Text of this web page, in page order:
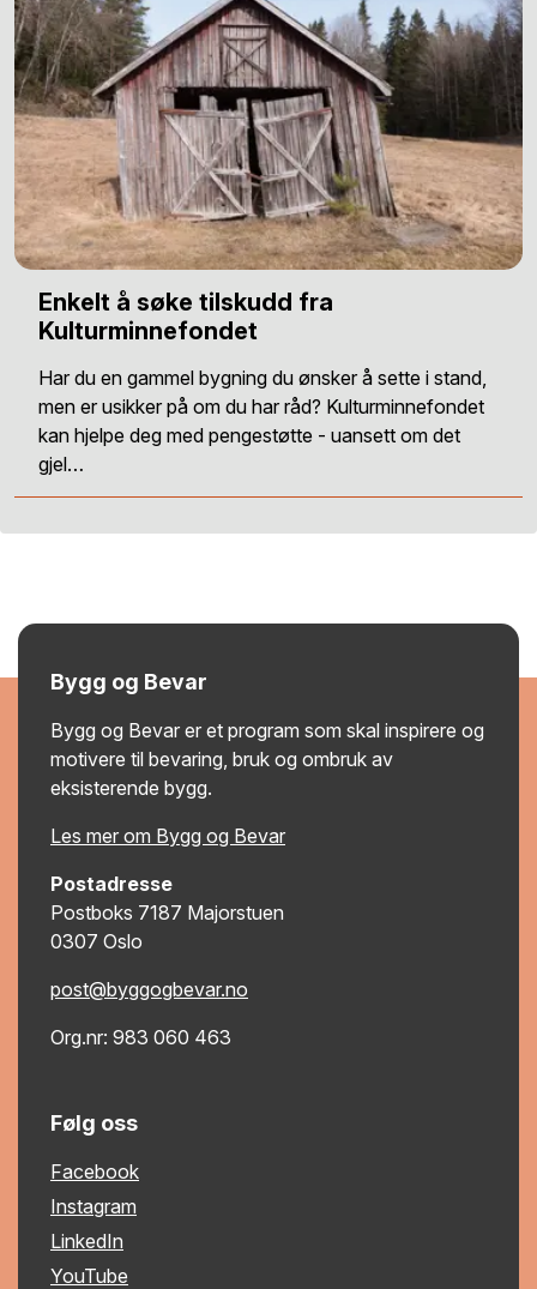
Enkelt å søke tilskudd fra
Kulturminnefondet
Har du en gammel bygning du ønsker å sette i stand,
men er usikker på om du har råd? Kulturminnefondet
kan hjelpe deg med pengestøtte - uansett om det
gjel…
Bygg og Bevar
Bygg og Bevar er et program som skal inspirere og
motivere til bevaring, bruk og ombruk av
eksisterende bygg.
Les mer om Bygg og Bevar
Postadresse
Postboks 7187 Majorstuen
0307 Oslo
post@byggogbevar.no
Org.nr: 983 060 463
Følg oss
Facebook
Instagram
LinkedIn
YouTube